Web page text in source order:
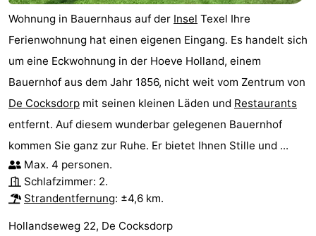
Wohnung in Bauernhaus auf der Insel Texel Ihre
Ferienwohnung hat einen eigenen Eingang. Es handelt sich
um eine Eckwohnung in der Hoeve Holland, einem
Bauernhof aus dem Jahr 1856, nicht weit vom Zentrum von
De Cocksdorp mit seinen kleinen Läden und Restaurants
entfernt. Auf diesem wunderbar gelegenen Bauernhof
kommen Sie ganz zur Ruhe. Er bietet Ihnen Stille und ...
Max. 4 personen.
Schlafzimmer: 2.
Strandentfernung: ±4,6 km.
Hollandseweg 22, De Cocksdorp